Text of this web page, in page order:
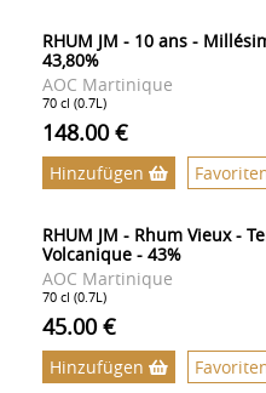
RHUM JM - 10 ans -
43,80%
AOC Martinique
70 cl (0.7L)
148.00 €
Hinzufügen
RHUM JM - Rhum Vieux -
Volcanique - 43%
AOC Martinique
70 cl (0.7L)
45.00 €
Hinzufügen